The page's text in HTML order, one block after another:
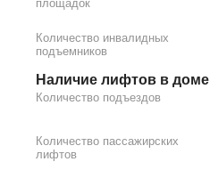
площадок
Количество инвалидных
подъемников
Наличие лифтов в доме
Количество подъездов
Количество пассажирских
лифтов